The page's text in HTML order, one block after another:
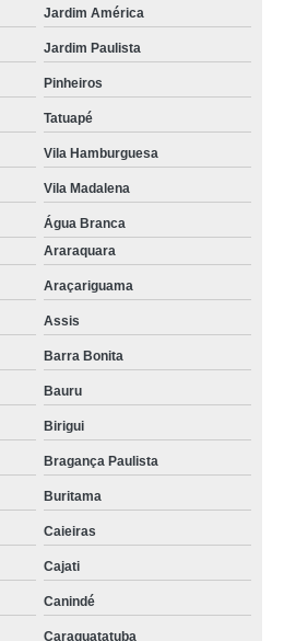
Jardim América
Jardim Paulista
Pinheiros
Tatuapé
Vila Hamburguesa
Vila Madalena
Água Branca
Araraquara
Araçariguama
Assis
Barra Bonita
Bauru
Birigui
Bragança Paulista
Buritama
Caieiras
Cajati
Canindé
Caraguatatuba